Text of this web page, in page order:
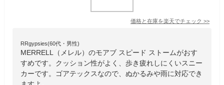
価格と在庫を楽天でチェック >>
RRgypsies(60代・男性)
MERRELL（メレル）のモアブ スピード ストームがおす
すめです。クッション性がよく、歩き疲れしにくいスニー
カーです。ゴアテックスなので、ぬかるみや雨に対応でき